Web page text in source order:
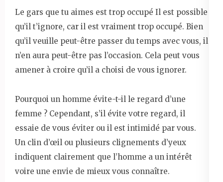
Le gars que tu aimes est trop occupé Il est possible
qu’il t’ignore, car il est vraiment trop occupé. Bien
qu’il veuille peut-être passer du temps avec vous, il
n’en aura peut-être pas l’occasion. Cela peut vous
amener à croire qu’il a choisi de vous ignorer.
Pourquoi un homme évite-t-il le regard d’une
femme ? Cependant, s’il évite votre regard, il
essaie de vous éviter ou il est intimidé par vous.
Un clin d’œil ou plusieurs clignements d’yeux
indiquent clairement que l’homme a un intérêt
voire une envie de mieux vous connaître.